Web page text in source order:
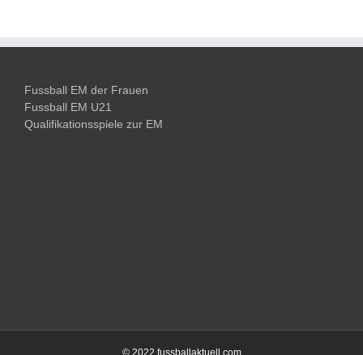
Fussball EM der Frauen
Fussball EM U21
Qualifikationsspiele zur EM
© 2022 fussballaktuell.com